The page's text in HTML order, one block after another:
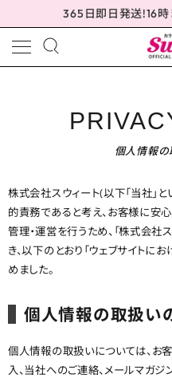
365日即日発送!16時
配送方法について
発送について
お支払い方法について
お買い物ガイド
お問い合わせ
個人情報の
株式会社スウィート(以下「当社」
的責務であると考え、お客様に安
管理・運営を行うため、「株式会
き、以下のとおり「ウェブサイトに
めました。
個人情報の取扱い
個人情報の取扱いについては、お
入、当社へのご連絡、メールマガ